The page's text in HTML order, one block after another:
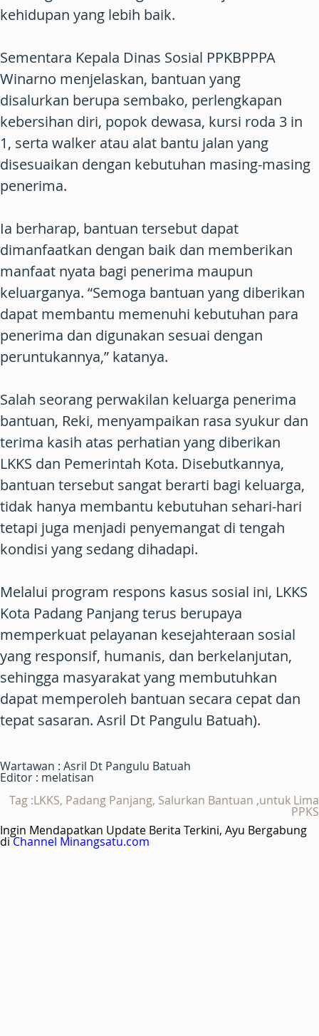
kehidupan yang lebih baik.
Sementara Kepala Dinas Sosial PPKBPPPA
Winarno menjelaskan, bantuan yang
disalurkan berupa sembako, perlengkapan
kebersihan diri, popok dewasa, kursi roda 3 in
1, serta walker atau alat bantu jalan yang
disesuaikan dengan kebutuhan masing-masing
penerima.
Ia berharap, bantuan tersebut dapat
dimanfaatkan dengan baik dan memberikan
manfaat nyata bagi penerima maupun
keluarganya. “Semoga bantuan yang diberikan
dapat membantu memenuhi kebutuhan para
penerima dan digunakan sesuai dengan
peruntukannya,” katanya.
Salah seorang perwakilan keluarga penerima
bantuan, Reki, menyampaikan rasa syukur dan
terima kasih atas perhatian yang diberikan
LKKS dan Pemerintah Kota. Disebutkannya,
bantuan tersebut sangat berarti bagi keluarga,
tidak hanya membantu kebutuhan sehari-hari
tetapi juga menjadi penyemangat di tengah
kondisi yang sedang dihadapi.
Melalui program respons kasus sosial ini, LKKS
Kota Padang Panjang terus berupaya
memperkuat pelayanan kesejahteraan sosial
yang responsif, humanis, dan berkelanjutan,
sehingga masyarakat yang membutuhkan
dapat memperoleh bantuan secara cepat dan
tepat sasaran. Asril Dt Pangulu Batuah).
Wartawan : Asril Dt Pangulu Batuah
Editor : melatisan
Tag :LKKS, Padang Panjang, Salurkan Bantuan ,untuk Lima
PPKS
Ingin Mendapatkan Update Berita Terkini, Ayu Bergabung
diChannel Minangsatu.com